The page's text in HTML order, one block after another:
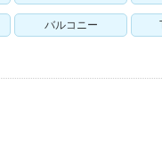
バルコニー